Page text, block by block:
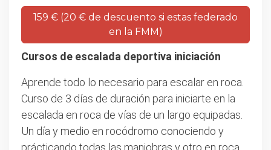
159 € (20 € de descuento si estas federado
en la FMM)
Cursos de escalada deportiva iniciación
Aprende todo lo necesario para escalar en roca.
Curso de 3 días de duración para iniciarte en la
escalada en roca de vías de un largo equipadas.
Un día y medio en rocódromo conociendo y
prácticando todas las maniobras y otro en roca